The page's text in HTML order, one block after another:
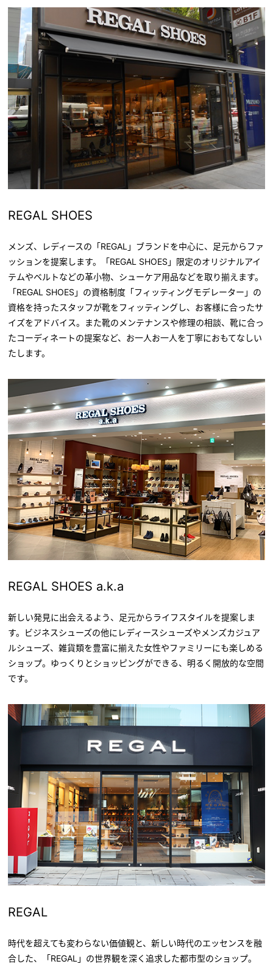
REGAL SHOES
メンズ、レディースの「REGAL」ブランドを中心に、足元からファ
ッションを提案します。「REGAL SHOES」限定のオリジナルアイ
テムやベルトなどの革小物、シューケア用品などを取り揃えます。
「REGAL SHOES」の資格制度「フィッティングモデレーター」の
資格を持ったスタッフが靴をフィッティングし、お客様に合ったサ
イズをアドバイス。また靴のメンテナンスや修理の相談、靴に合っ
たコーディネートの提案など、お一人お一人を丁寧におもてなしい
たします。
REGAL SHOES a.k.a
新しい発見に出会えるよう、足元からライフスタイルを提案しま
す。ビジネスシューズの他にレディースシューズやメンズカジュア
ルシューズ、雑貨類を豊富に揃えた女性やファミリーにも楽しめる
ショップ。ゆっくりとショッピングができる、明るく開放的な空間
です。
REGAL
時代を超えても変わらない価値観と、新しい時代のエッセンスを融
合した、「REGAL」の世界観を深く追求した都市型のショップ。